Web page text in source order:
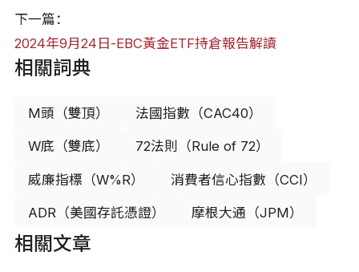
下一篇：
2024年9月24日-EBC黃金ETF持倉報告解讀
相關詞典
M頭（雙頂） 法國指數（CAC40）
W底（雙底） 72法則（Rule of 72）
威廉指標（W%R） 消費者信心指數（CCI）
ADR（美國存託憑證） 摩根大通（JPM）
相關文章